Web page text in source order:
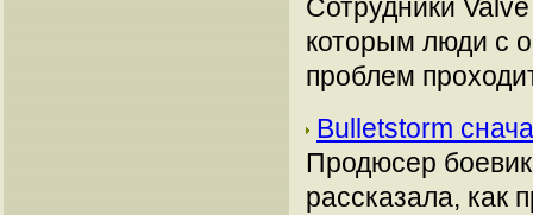
Сотрудники
которым люди с
проблем
Bulletstorm
Продюсер
рассказала, как